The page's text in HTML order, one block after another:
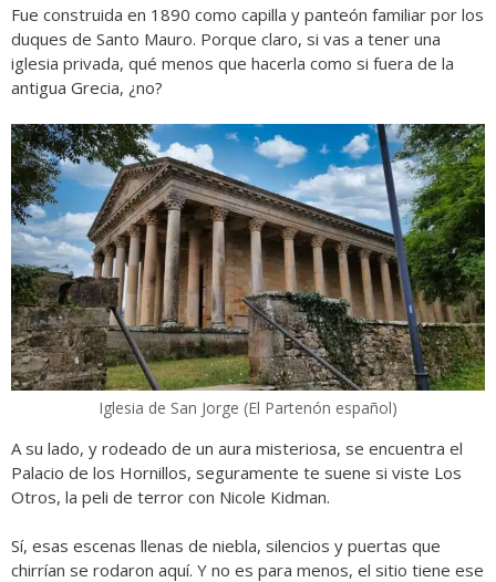
Fue construida en 1890 como capilla y panteón familiar por los
duques de Santo Mauro. Porque claro, si vas a tener una
iglesia privada, qué menos que hacerla como si fuera de la
antigua Grecia, ¿no?
Iglesia de San Jorge (El Partenón español)
A su lado, y rodeado de un aura misteriosa, se encuentra el
Palacio de los Hornillos, seguramente te suene si viste Los
Otros, la peli de terror con Nicole Kidman.
Sí, esas escenas llenas de niebla, silencios y puertas que
chirrían se rodaron aquí. Y no es para menos, el sitio tiene ese